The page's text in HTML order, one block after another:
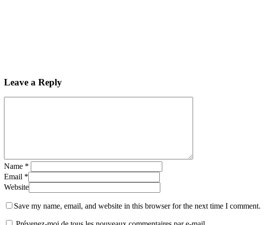
Leave a Reply
Name *
Email *
Website
Save my name, email, and website in this browser for the next time I comment.